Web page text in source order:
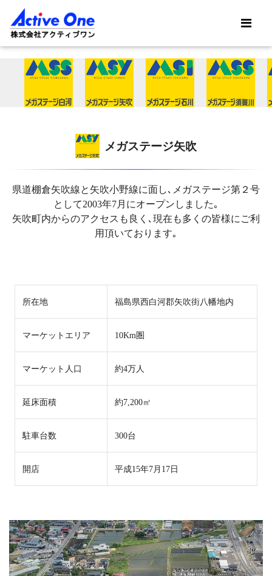
メガステージ矢吹
県道棚倉矢吹線と矢吹小野線に面し､メガステージ第２号
として2003年7月にオープンしました｡
矢吹町内からのアクセスも良く､現在も多くの皆様にご利
用頂いております｡
所在地 福島県西白河郡矢吹街八幡地内
マーケットエリア 10Km圏
マーケット人口 約4万人
延床面積 約7,200㎡
駐車台数 300台
開店 平成15年7月17日